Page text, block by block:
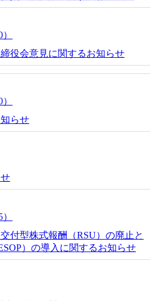
役会意見に関するお知らせ
らせ
付型株式報酬（RSU）の廃止と
）の導入に関するお知らせ